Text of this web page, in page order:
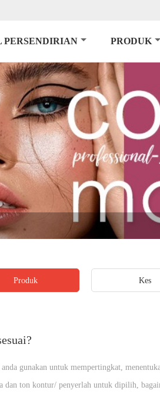
PERSENDIRIAN PRODUK
Produk Kes
gunakan untuk mempertingkat,
dan ton kontur/ penyerlah untuk dipilih,